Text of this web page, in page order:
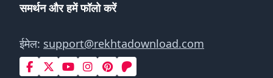
समर्थन और हमें फॉलो करें
ईमेल: support@rekhtadownload.com